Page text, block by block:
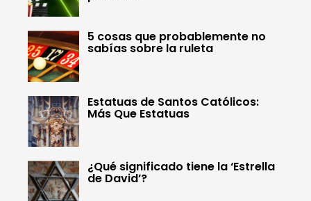
5 cosas que probablemente no
sabías sobre la ruleta
Estatuas de Santos Católicos:
Más Que Estatuas
¿Qué significado tiene la ‘Estrella
de David’?